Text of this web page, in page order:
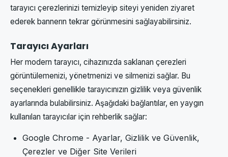
tarayıcı çerezlerinizi temizleyip siteyi yeniden ziyaret
ederek bannerın tekrar görünmesini sağlayabilirsiniz.
Tarayıcı Ayarları
Her modern tarayıcı, cihazınızda saklanan çerezleri
görüntülemenizi, yönetmenizi ve silmenizi sağlar. Bu
seçenekleri genellikle tarayıcınızın gizlilik veya güvenlik
ayarlarında bulabilirsiniz. Aşağıdaki bağlantılar, en yaygın
kullanılan tarayıcılar için rehberlik sağlar:
Google Chrome - Ayarlar, Gizlilik ve Güvenlik,
Çerezler ve Diğer Site Verileri